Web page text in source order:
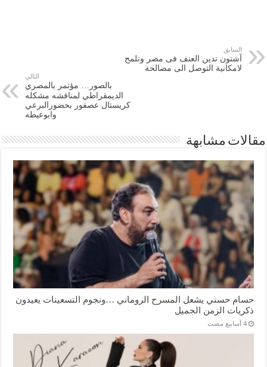
السابق
آشتون تدين العنف فى مصر وتلمح
لامكانية التوصل الى مصالحة
التالي
بالصور… مؤتمر بالمصري
الديمقراطي لمناقشه مشكله
كريستال عصفور بحضورالبرعي
وابوعيطه
مقالات مشابهة
حسام حسني يشعل المسرح الروماني …ونجوم التسعينات يعيدون
ذكريات الزمن الجميل